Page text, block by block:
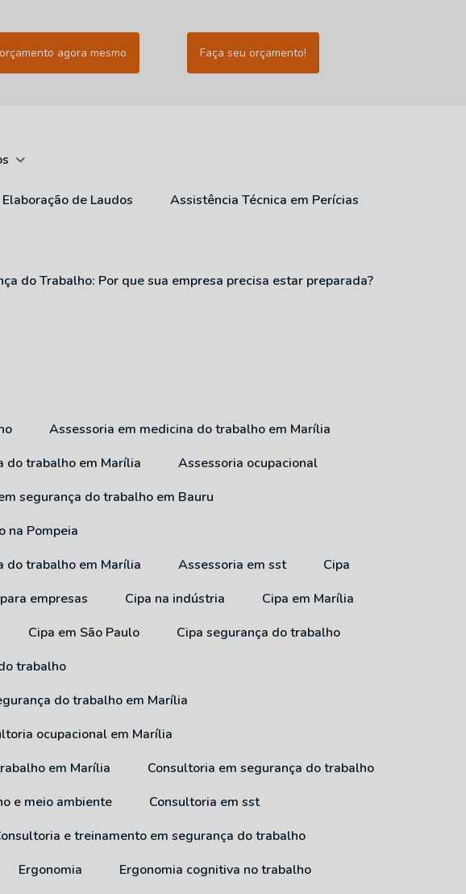
agora mesmo Faça seu orçamento!
Elaboração de Laudos Assistência Técnica em Perícias
do Trabalho: Por que sua empresa precisa estar preparada?
Assessoria em medicina do trabalho em Marília
do trabalho em Marília
Assessoria ocupacional
em segurança do trabalho em Bauru
na Pompeia
do trabalho em Marília Assessoria em sst
Cipa
para empresas Cipa na indústria
Cipa em Marília
Cipa em São Paulo
Cipa segurança do trabalho
trabalho
do trabalho em Marília
ocupacional em Marília
em Marília
Consultoria em segurança do trabalho
e meio ambiente
Consultoria em sst
Consultoria e treinamento em segurança do trabalho
Ergonomia
Ergonomia cognitiva no trabalho